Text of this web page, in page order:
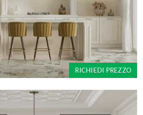
RICHIEDI PREZZO